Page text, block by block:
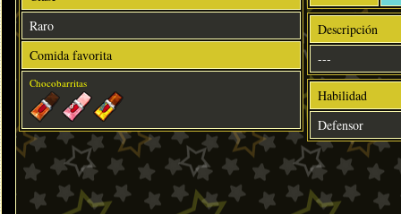
Raro
Comida favorita
Chocobarritas
Descripción
---
Habilidad
Defensor